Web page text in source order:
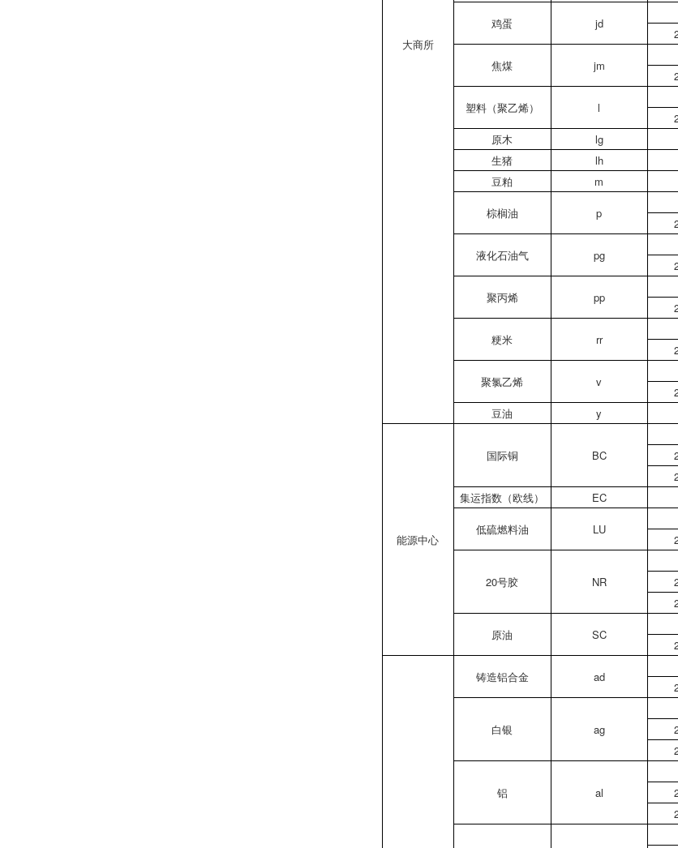
大商所
鸡蛋 jd
焦煤 jm
塑料（聚乙烯） l
原木
lg
生猪
lh
豆粕
m
棕榈油 p
液化石油气 pg
聚丙烯 pp
粳米 rr
聚氯乙烯 v
豆油
y
能源中心
国际铜 BC
集运指数（欧线）
EC
低硫燃料油 LU
20号胶 NR
原油 SC
铸造铝合金 ad
白银 ag
铝 al